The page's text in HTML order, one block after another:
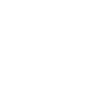
Namun pemerintah
cukup. Karena itu,
kewirausahaan di
Gerakan Jam Belajar